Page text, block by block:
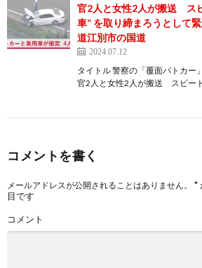
官2人と女性2人が搬送 ス
車” を取り締まろうとして
道江別市の国道
2024.07.12
タイトル 警察の「覆面パトカー
官2人と女性2人が搬送 スピー
コメントを書く
メールアドレスが公開されることはありません。 *
目です
コメント